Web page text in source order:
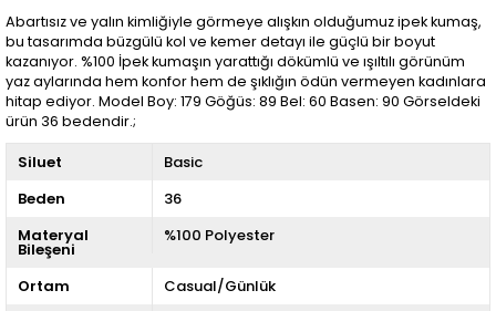
Abartısız ve yalın kimliğiyle görmeye alışkın olduğumuz ipek kumaş,
bu tasarımda büzgülü kol ve kemer detayı ile güçlü bir boyut
kazanıyor. %100 İpek kumaşın yarattığı dökümlü ve ışıltılı görünüm
yaz aylarında hem konfor hem de şıklığın ödün vermeyen kadınlara
hitap ediyor. Model Boy: 179 Göğüs: 89 Bel: 60 Basen: 90 Görseldeki
ürün 36 bedendir.;
Siluet
Basic
Beden
36
Materyal
Bileşeni
%100 Polyester
Ortam
Casual/Günlük